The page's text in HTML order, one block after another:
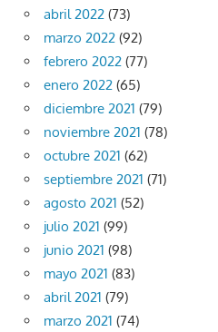
abril 2022 (73)
marzo 2022 (92)
febrero 2022 (77)
enero 2022 (65)
diciembre 2021 (79)
noviembre 2021 (78)
octubre 2021 (62)
septiembre 2021 (71)
agosto 2021 (52)
julio 2021 (99)
junio 2021 (98)
mayo 2021 (83)
abril 2021 (79)
marzo 2021 (74)